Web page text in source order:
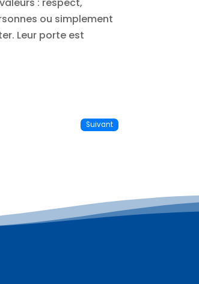
: respect,
ou simplement
Leur porte est
Suivant